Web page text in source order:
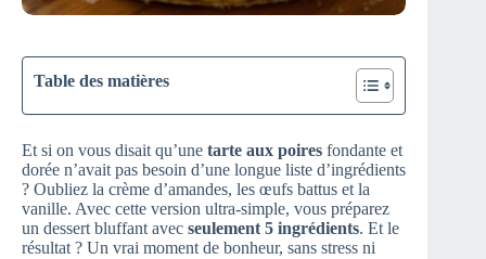
Table des matières
Et si on vous disait qu’une tarte aux poires fondante et
dorée n’avait pas besoin d’une longue liste d’ingrédients
? Oubliez la crème d’amandes, les œufs battus et la
vanille. Avec cette version ultra-simple, vous préparez
un dessert bluffant avec seulement 5 ingrédients. Et le
résultat ? Un vrai moment de bonheur, sans stress ni